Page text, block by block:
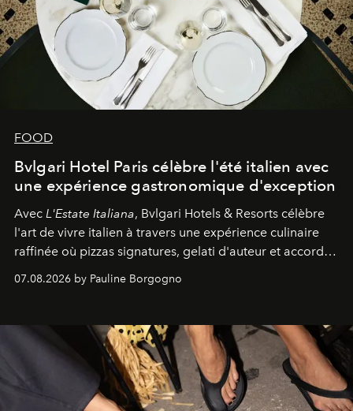
FOOD
Bvlgari Hotel Paris célèbre l'été italien avec
une expérience gastronomique d'exception
Avec L'Estate Italiana, Bvlgari Hotels & Resorts célèbre
l'art de vivre italien à travers une expérience culinaire
raffinée où pizzas signatures, gelati d'auteur et accords
07.08.2026 by Pauline Borgogno